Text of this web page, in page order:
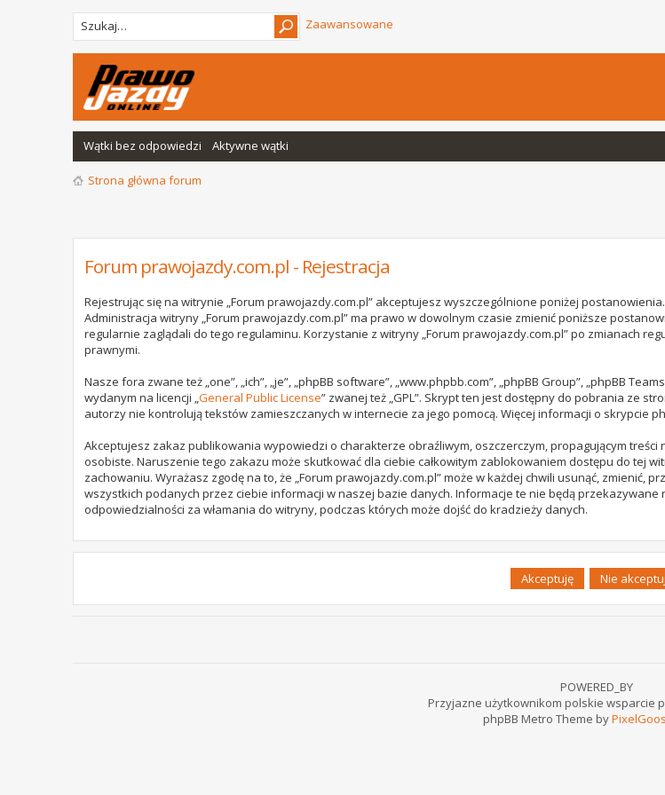
Zaawansowane
Wątki bez odpowiedzi Aktywne wątki
Strona główna forum
Forum prawojazdy.com.pl - Rejestracja
Rejestrując się na witrynie „Forum prawojazdy.com.pl” akceptujesz wyszczególnione poniżej
Administracja witryny „Forum prawojazdy.com.pl” ma prawo w dowolnym czasie zmienić poniższe
regularnie zaglądali do tego regulaminu. Korzystanie z witryny „Forum prawojazdy.com.pl” po zmianach
prawnymi.
Nasze fora zwane też „one”, „ich”, „je”, „phpBB software”, „www.phpbb.com”, „phpBB Group”, „phpBB
wydanym na licencji „General Public License” zwanej też „GPL”. Skrypt ten jest dostępny do pobrania ze
autorzy nie kontrolują tekstów zamieszczanych w internecie za jego pomocą. Więcej informacji o skrypcie
Akceptujesz zakaz publikowania wypowiedzi o charakterze obraźliwym, oszczerczym, propagującym
osobiste. Naruszenie tego zakazu może skutkować dla ciebie całkowitym zablokowaniem dostępu do tej
zachowaniu. Wyrażasz zgodę na to, że „Forum prawojazdy.com.pl” może w każdej chwili usunąć, zmienić,
wszystkich podanych przez ciebie informacji w naszej bazie danych. Informacje te nie będą
odpowiedzialności za włamania do witryny, podczas których może dojść do kradzieży danych.
POWERED_BY
Przyjazne użytkownikom polskie wsparcie
phpBB Metro Theme by